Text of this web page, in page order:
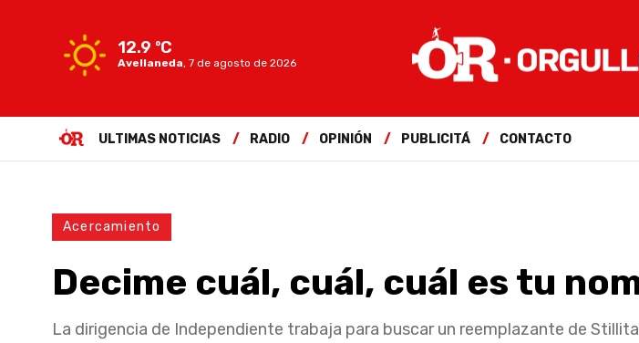
12.9 ºC
Avellaneda, 7 de agosto de 2026
ULTIMAS NOTICIAS RADIO OPINIÓN PUBLICITÁ CONTACTO
Acercamiento
Decime cuál, cuál, cuál es tu
La dirigencia de Independiente trabaja para buscar un reemplazante de